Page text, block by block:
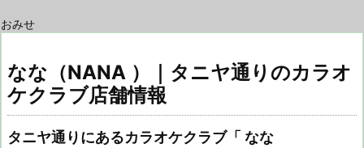
おみせ
なな（NANA ）｜タニヤ通りのカラオ
ケクラブ店舗情報
タニヤ通りにあるカラオケクラブ「 なな